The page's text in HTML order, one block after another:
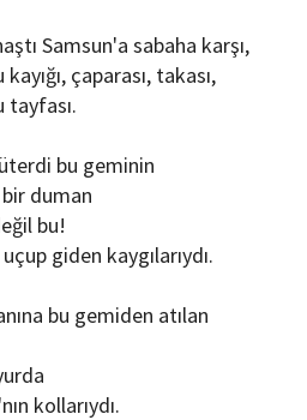
Samsun'a sabaha karşı,
çaparası, takası,
tayfası.
bu geminin
bir duman
bu!
giden kaygılarıydı.
bu gemiden atılan
kollarıydı.